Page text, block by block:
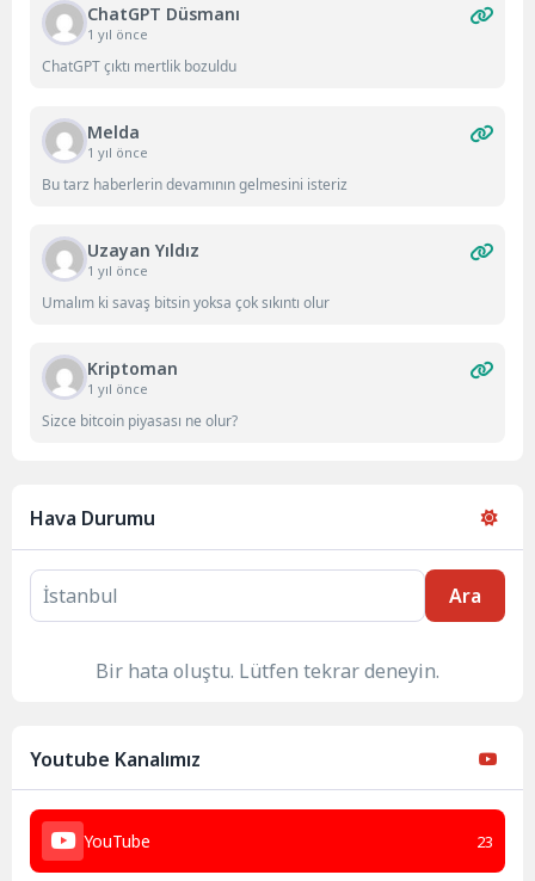
ChatGPT Düsmanı
1 yıl önce
ChatGPT çıktı mertlik bozuldu
Melda
1 yıl önce
Bu tarz haberlerin devamının gelmesini isteriz
Uzayan Yıldız
1 yıl önce
Umalım ki savaş bitsin yoksa çok sıkıntı olur
Kriptoman
1 yıl önce
Sizce bitcoin piyasası ne olur?
Hava Durumu
Ara
Bir hata oluştu. Lütfen tekrar deneyin.
Youtube Kanalımız
YouTube 23